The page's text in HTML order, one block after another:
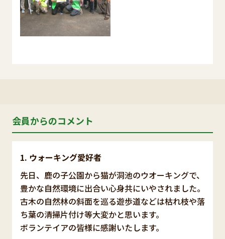
会員からのコメント
ウォーキング愛好者
先日、鹿の子公園から猫が洞池のウオーキングで、
豊かな自然環境に出合い心身共にいやされました。
古木の自然林の斜面を巡る遊歩道などは枯れ枝や落
ち葉の清掃片付け等大変かと思います。
ボランテイアの皆様に感謝いたします。